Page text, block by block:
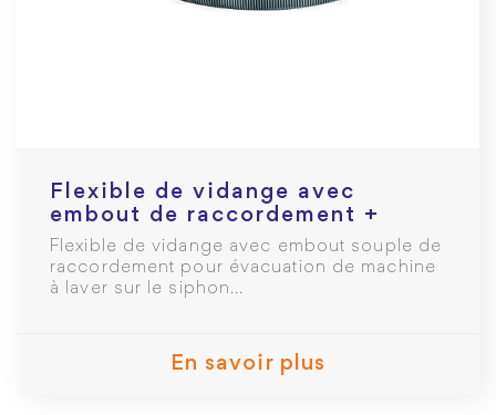
Flexible de vidange avec
embout de raccordement +
crosse de maintien - L = 2m
Flexible de vidange avec embout souple de
raccordement pour évacuation de machine
à laver sur le siphon...
En savoir plus